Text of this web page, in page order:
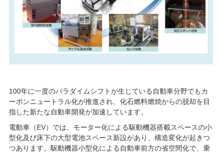
100年に一度のパラダイムシフトが生じている自動車分野でもカ
ーボンニュートラル化が推進され、化石燃料燃焼からの脱却を目
指した新たな自動車開発が加速しています。
電動車（EV）では、モーター化による駆動機器搭載スペースの小
型化及び床下の大型電池スペース新設があり、構造変化が起きつ
つあります。駆動機器小型化による自動車前方の省空間化で、乗